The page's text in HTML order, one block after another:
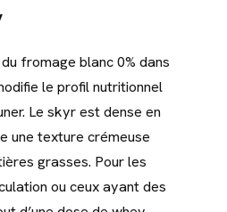
fromage blanc 0% dans
le profil nutritionnel
Le skyr est dense en
une texture crémeuse
grasses. Pour les
ou ceux ayant des